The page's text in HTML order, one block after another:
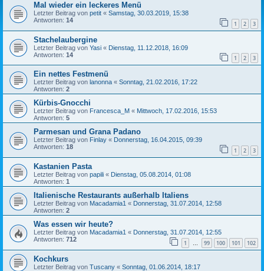
Mal wieder ein leckeres Menü
Letzter Beitrag von petit « Samstag, 30.03.2019, 15:38
Antworten: 14 1 2 3
Stachelaubergine
Letzter Beitrag von Yasi « Dienstag, 11.12.2018, 16:09
Antworten: 14 1 2 3
Ein nettes Festmenü
Letzter Beitrag von lanonna « Sonntag, 21.02.2016, 17:22
Antworten: 2
Kürbis-Gnocchi
Letzter Beitrag von Francesca_M « Mittwoch, 17.02.2016, 15:53
Antworten: 5
Parmesan und Grana Padano
Letzter Beitrag von Finlay « Donnerstag, 16.04.2015, 09:39
Antworten: 18 1 2 3
Kastanien Pasta
Letzter Beitrag von papili « Dienstag, 05.08.2014, 01:08
Antworten: 1
Italienische Restaurants außerhalb Italiens
Letzter Beitrag von Macadamia1 « Donnerstag, 31.07.2014, 12:58
Antworten: 2
Was essen wir heute?
Letzter Beitrag von Macadamia1 « Donnerstag, 31.07.2014, 12:55
Antworten: 712 1 … 99 100 101 102
Kochkurs
Letzter Beitrag von Tuscany « Sonntag, 01.06.2014, 18:17